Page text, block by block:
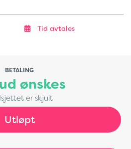
Tid avtales
BETALING
ønskes
er skjult
Utløpt